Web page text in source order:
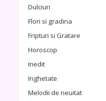
Dulciuri
Flori si gradina
Fripturi si Gratare
Horoscop
Inedit
Inghetate
Melodii de neuitat